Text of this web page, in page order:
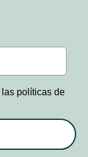
políticas de